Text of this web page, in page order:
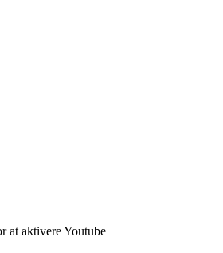
at aktivere Youtube